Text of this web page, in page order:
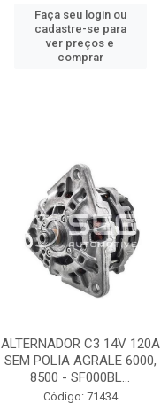
Faça seu login ou
cadastre-se para
ver preços e
comprar
ALTERNADOR C3 14V 120A
SEM POLIA AGRALE 6000,
8500 - SF000BL...
Código: 71434